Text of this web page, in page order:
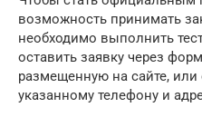
возможность принимать
необходимо выполнить
оставить заявку через
размещенную на сайте,
указанному телефону и